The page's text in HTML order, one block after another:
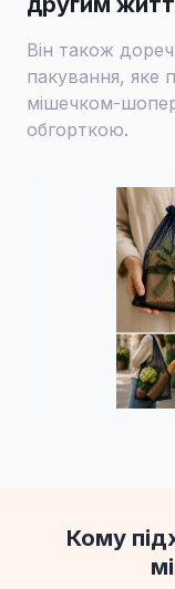
Він також
пакування, яке
мішечком-
обгорткою.
Кому